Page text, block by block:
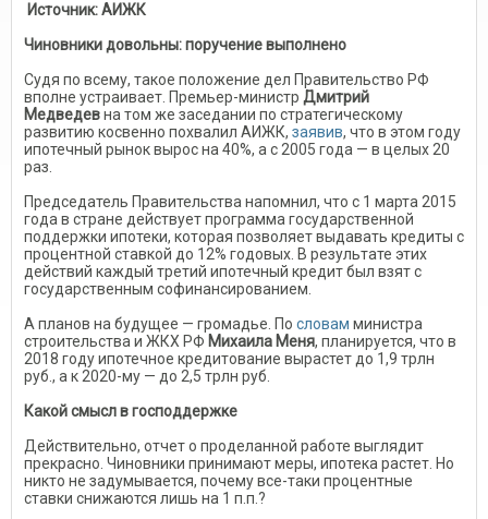
Источник: АИЖК
Чиновники довольны: поручение выполнено
Судя по всему, такое положение дел Правительство РФ
вполне устраивает. Премьер-министр Дмитрий
Медведевна том же заседании по стратегическому
развитию косвенно похвалил АИЖК, заявив, что в этом году
ипотечный рынок вырос на 40%, а с 2005 года — в целых 20
раз.
Председатель Правительства напомнил, что с 1 марта 2015
года в стране действует программа государственной
поддержки ипотеки, которая позволяет выдавать кредиты с
процентной ставкой до 12% годовых. В результате этих
действий каждый третий ипотечный кредит был взят с
государственным софинансированием.
А планов на будущее — громадье. По словам министра
строительства и ЖКХ РФ Михаила Меня, планируется, что в
2018 году ипотечное кредитование вырастет до 1,9 трлн
руб., а к 2020-му — до 2,5 трлн руб.
Какой смысл в господдержке
Действительно, отчет о проделанной работе выглядит
прекрасно. Чиновники принимают меры, ипотека растет. Но
никто не задумывается, почему все-таки процентные
ставки снижаются лишь на 1 п.п.?